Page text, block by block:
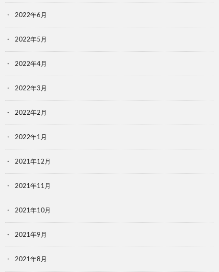
2022年6月
2022年5月
2022年4月
2022年3月
2022年2月
2022年1月
2021年12月
2021年11月
2021年10月
2021年9月
2021年8月